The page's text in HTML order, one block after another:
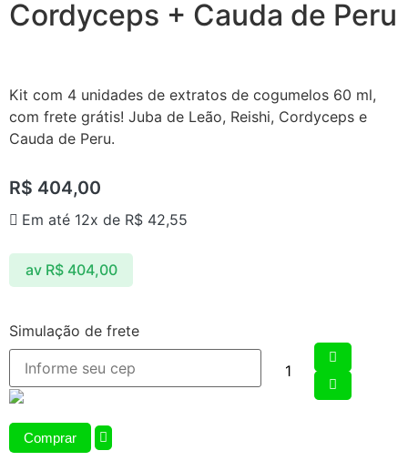
Cordyceps + Cauda de Peru
Kit com 4 unidades de extratos de cogumelos 60 ml,
com frete grátis! Juba de Leão, Reishi, Cordyceps e
Cauda de Peru.
R$ 404,00
Em até 12x de R$ 42,55
av R$404,00
Simulação de frete
Comprar